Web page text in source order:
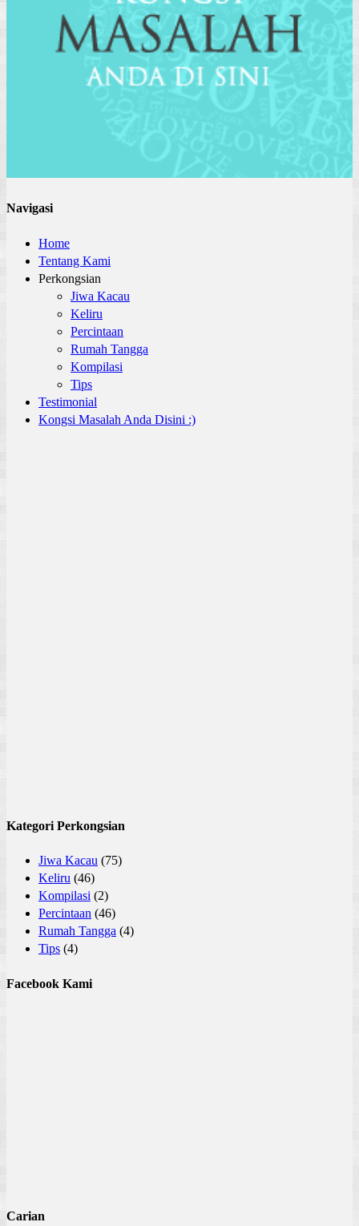
Navigasi
Home
Tentang Kami
Perkongsian
Jiwa Kacau
Keliru
Percintaan
Rumah Tangga
Kompilasi
Tips
Testimonial
Kongsi Masalah Anda Disini :)
Kategori Perkongsian
Jiwa Kacau (75)
Keliru (46)
Kompilasi (2)
Percintaan (46)
Rumah Tangga (4)
Tips (4)
Facebook Kami
Carian